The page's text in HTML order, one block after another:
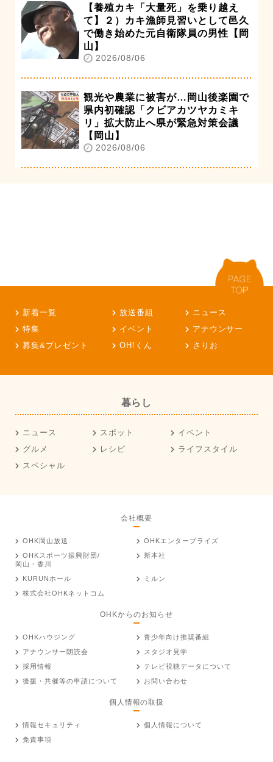
【養殖カキ「大量死」を乗り越え
て】２）カキ漁師見習いとして邑久
で働き始めた元自衛隊員の男性【岡
山】
2026/08/06
観光や農業に被害が…岡山後楽園で
県内初確認「クビアカツヤカミキ
リ」拡大防止へ県が緊急対策会議
【岡山】
2026/08/06
新着一覧 放送番組
ニュース
特集
イベント
アナウンサー
募集&プレゼント
OH!くん さりお
暮らし
ニュース スポット
イベント
グルメ
レシピ
ライフスタイル
スペシャル
会社概要
OHK岡山放送
OHKエンタープライズ
OHKスポーツ振興財団/
岡山・香川
新本社
KURUNホール
ミルン
株式会社OHKネットコム
OHKからのお知らせ
OHKハウジング
青少年向け推奨番組
アナウンサー朗読会
スタジオ見学
採用情報
テレビ視聴データについて
後援・共催等の申請について
お問い合わせ
個人情報の取扱
情報セキュリティ
個人情報について
免責事項